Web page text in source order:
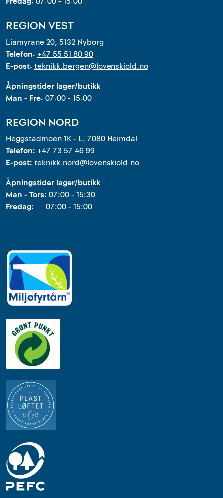
REGION VEST
Liamyrane 20, 5132 Nyborg
Telefon: +47 55 51 80 90
E-post: teknikk.bergen@lovenskiold.no
Åpningstider lager/butikk
Man - Fre: 07:00 - 15:00
REGION NORD
Heggstadmoen 1K - L, 7080 Heimdal
Telefon: +47 73 57 46 99
E-post: teknikk.nord@lovenskiold.no
Åpningstider lager/butikk
Man - Tors: 07:00 - 15:30
Fredag: 07:00 - 15:00